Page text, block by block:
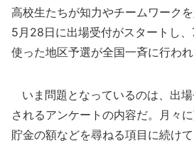
高校生たちが知力やチームワーク
5月28日に出場受付がスタートし
使った地区予選が全国一斉に行われ
いま問題となっているのは、出
されるアンケートの内容だ。月々
貯金の額などを尋ねる項目に続けて